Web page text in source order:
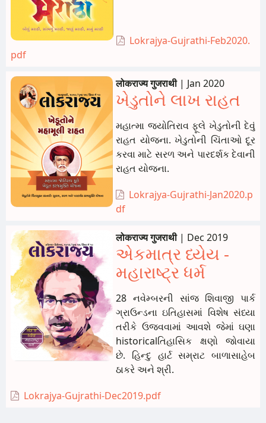
Lokrajya-Gujrathi-Feb2020.
pdf
लोकराज्य गुजराथी| Jan 2020
ખેડુતોને લાખ રાહત
મહાત્મા જ્યોતિરાવ ફૂલે ખેડુતોની દેવું
રાહત યોજના. ખેડુતોની ચિંતાઓ દૂર
કરવા માટે સરળ અને પારદર્શક દેવાની
રાહત યોજના.
Lokrajya-Gujrathi-Jan2020.p
df
लोकराज्य गुजराथी| Dec 2019
એકમાત્ર ધ્યેય -
મહારાષ્ટ્ર ધર્મ
28 નવેમ્બરની સાંજ શિવાજી પાર્ક
ગ્રાઉન્ડના ઇતિહાસમાં વિશેષ સંધ્યા
તરીકે ઉજવવામાં આવશે જેમાં ઘણા
historicalતિહાસિક ક્ષણો જોવાયા
છે. હિન્દુ હાર્ટ સમ્રાટ બાળાસાહેબ
ઠાકરે અને શ્રી.
Lokrajya-Gujrathi-Dec2019.pdf